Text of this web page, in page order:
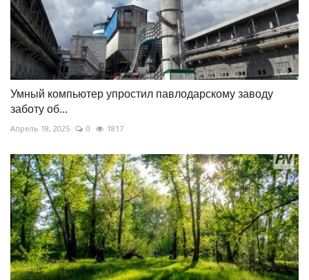
Умный компьютер упростил павлодарскому заводу
заботу об...
Апрель 18, 2025 0 1817